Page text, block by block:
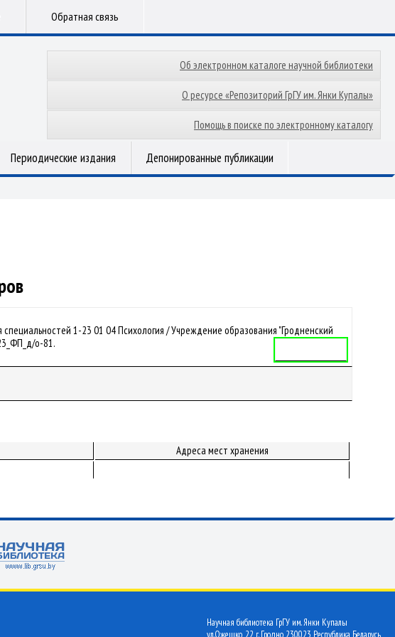
Обратная связь
Об электронном каталоге научной библиотеки
О ресурсе «Репозиторий ГрГУ им. Янки Купалы»
Помощь в поиске по электронному каталогу
Периодические издания Депонированные публикации
1-23 01 04 Психология / Учреждение образования "Гродненский
о-81.
Адреса мест хранения
Научная библиотека ГрГУ им. Янки Купалы
ул.Ожешко, 22 г. Гродно 230023 Республика Беларусь